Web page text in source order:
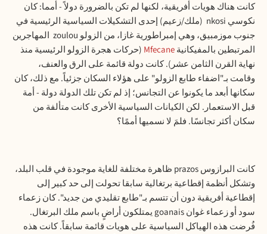
كانت هناك هويات أفريقية، لكنها لم تكن بالضرورة دولاً - أمما: كان
نكوسي nkosi (ملك/زعيم) إحدى التشكيلات السياسية الرئيسية في
جنوب موزمبيق، وهي إمبراطورية غازا، من الزولو zoulou المهاجرين
المرتبطين بالمفيكانيةMfecane (حركات هجرة الزولو الرئيسية منذ
نهاية القرن الثامن عشر). كانت دولة قائمة على الرق والعنف،
وقامت بـ"اضفاء طابع الزولو" على هؤلاء السكان جزئياً. مع ذلك، كان
سكانها أبعد ما يكونوا عن التجانس؛ إذ لم تكن تلك الدولة دولة - أمة
قبل الاستعمار. لكن الكيانات السياسية الأخرى كانت متألفة من
سكان أكثر تجانسًا. فلمَ لا نسميها أممًا؟
كانت البرازوسprazos ظاهرة مختلفة للغاية موجودة في قلب البلد،
وتشكل أنظمة إقطاعية برتغالية سابقا تحولت إلى حد كبير إلى
إقطاعية أفريقية دون أن تتسم بـ"طابع تقليدي من جديد". كان زعماء
سود أو زعماء غوانgoanais يمتلكون أراضٍ باسم ملك البرتغال.
فُرضت هذه الهياكل السياسية على هويات قائمة سابقاً. كانت هذه